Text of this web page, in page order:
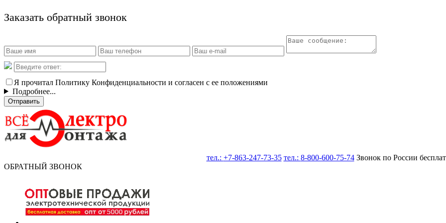
Заказать обратный звонок
Я прочитал Политику Конфиденциальности и согласен с ее положениями
Подробнее...
Отправить
тел.: +7-863-247-73-35 тел.: 8-800-600-75-74Звонок по России
ОБРАТНЫЙ ЗВОНОК